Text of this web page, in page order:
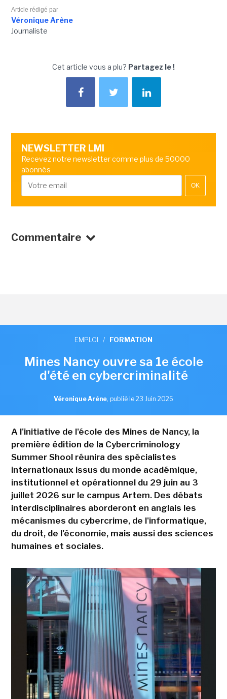
Article rédigé par
Véronique Arène
Journaliste
Cet article vous a plu? Partagez le !
NEWSLETTER LMI
Recevez notre newsletter comme plus de 50000
abonnés
OK
Commentaire
EMPLOI / FORMATION
Mines Nancy ouvre sa 1e école
d'été en cybercriminalité
Véronique Arène, publié le 23 Juin 2026
A l'initiative de l'école des Mines de Nancy, la
première édition de la Cybercriminology
Summer Shool réunira des spécialistes
internationaux issus du monde académique,
institutionnel et opérationnel du 29 juin au 3
juillet 2026 sur le campus Artem. Des débats
interdisciplinaires aborderont en anglais les
mécanismes du cybercrime, de l'informatique,
du droit, de l'économie, mais aussi des sciences
humaines et sociales.